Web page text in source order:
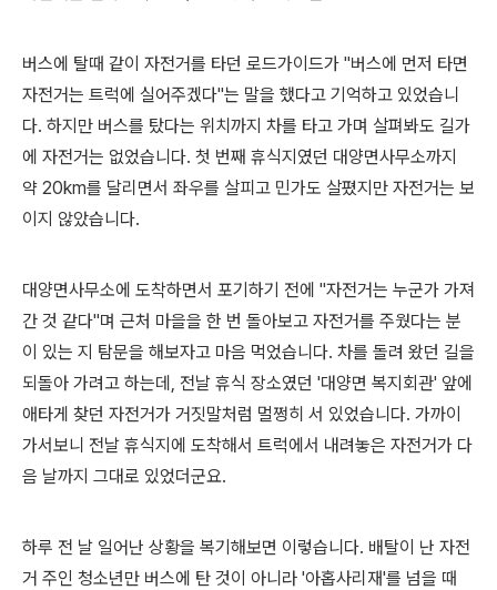
버스에 탈때 같이 자전거를 타던 로드가이드가 "버스에 먼저 타면
자전거는 트럭에 실어주겠다"는 말을 했다고 기억하고 있었습니
다. 하지만 버스를 탔다는 위치까지 차를 타고 가며 살펴봐도 길가
에 자전거는 없었습니다. 첫 번째 휴식지였던 대양면사무소까지
약 20km를 달리면서 좌우를 살피고 민가도 살폈지만 자전거는 보
이지 않았습니다.
대양면사무소에 도착하면서 포기하기 전에 "자전거는 누군가 가져
간 것 같다"며 근처 마을을 한 번 돌아보고 자전거를 주웠다는 분
이 있는 지 탐문을 해보자고 마음 먹었습니다. 차를 돌려 왔던 길을
되돌아 가려고 하는데, 전날 휴식 장소였던 '대양면 복지회관' 앞에
애타게 찾던 자전거가 거짓말처럼 멀쩡히 서 있었습니다. 가까이
가서보니 전날 휴식지에 도착해서 트럭에서 내려놓은 자전거가 다
음 날까지 그대로 있었더군요.
하루 전 날 일어난 상황을 복기해보면 이렇습니다. 배탈이 난 자전
거 주인 청소년만 버스에 탄 것이 아니라 '아홉사리재'를 넘을 때